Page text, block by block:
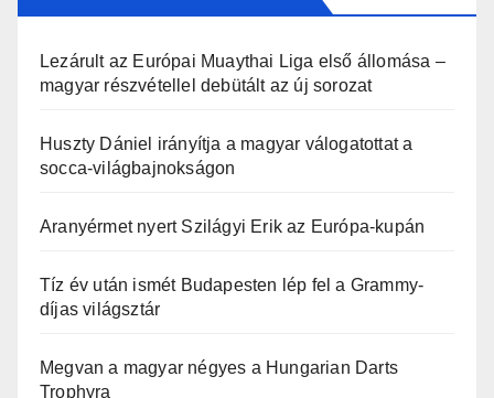
Lezárult az Európai Muaythai Liga első állomása –
magyar részvétellel debütált az új sorozat
Huszty Dániel irányítja a magyar válogatottat a
socca-világbajnokságon
Aranyérmet nyert Szilágyi Erik az Európa-kupán
Tíz év után ismét Budapesten lép fel a Grammy-
díjas világsztár
Megvan a magyar négyes a Hungarian Darts
Trophyra